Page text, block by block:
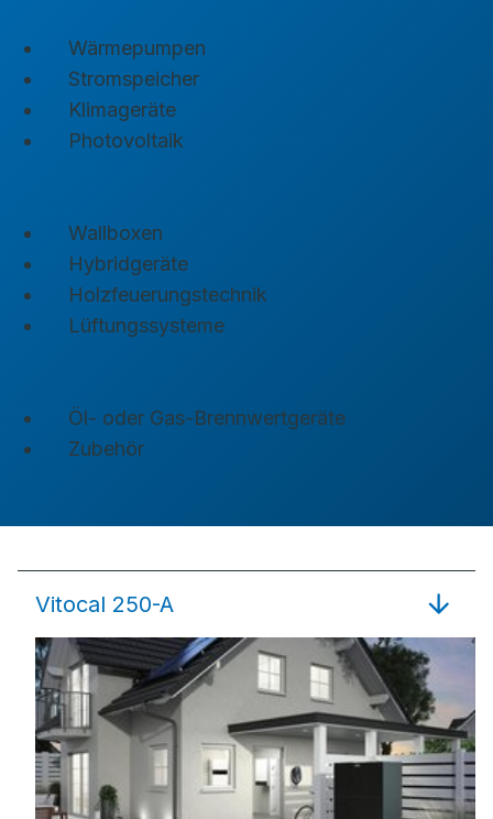
Wärmepumpen
Stromspeicher
Klimageräte
Photovoltaik
Wallboxen
Hybridgeräte
Holzfeuerungstechnik
Lüftungssysteme
Öl- oder Gas-Brennwertgeräte
Zubehör
Vitocal 250-A